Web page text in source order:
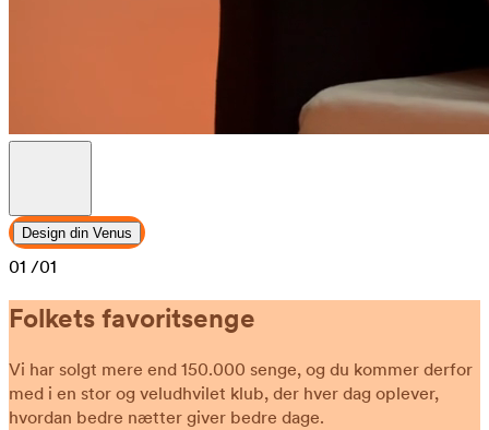
Design din Venus
01 /01
Folkets favoritsenge
Vi har solgt mere end 150.000 senge, og du kommer derfor
med i en stor og veludhvilet klub, der hver dag oplever,
hvordan bedre nætter giver bedre dage.